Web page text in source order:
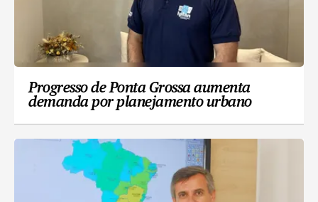
Progresso de Ponta Grossa aumenta
demanda por planejamento urbano